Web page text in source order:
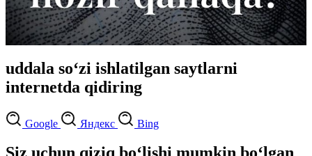
uddala so‘zi ishlatilgan saytlarni
internetda qidiring
Google Яндекс Bing